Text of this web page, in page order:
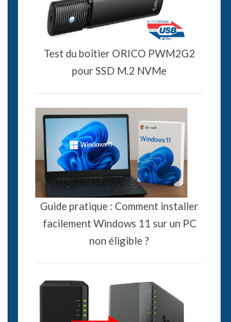
Test du boîtier ORICO PWM2G2
pour SSD M.2 NVMe
Guide pratique : Comment installer
facilement Windows 11 sur un PC
non éligible ?